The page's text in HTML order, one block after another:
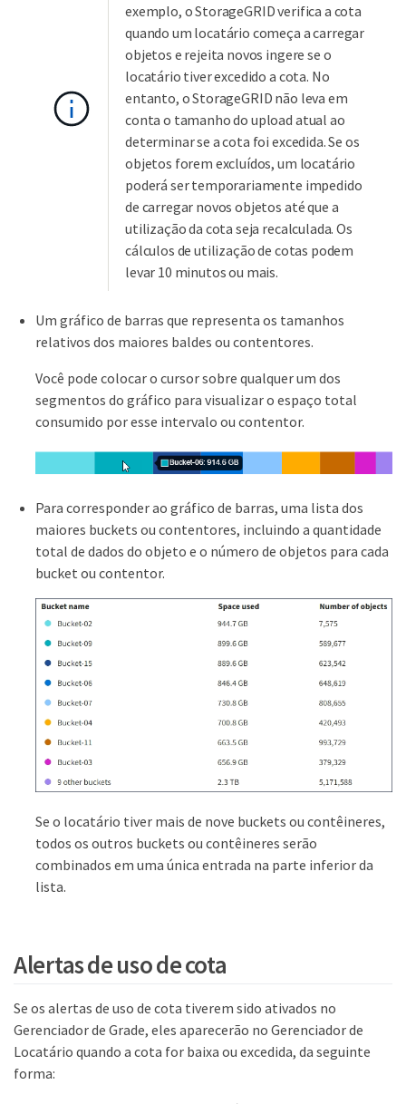
exemplo, o StorageGRID verifica a cota
quando um locatário começa a carregar
objetos e rejeita novos ingere se o
locatário tiver excedido a cota. No
entanto, o StorageGRID não leva em
conta o tamanho do upload atual ao
determinar se a cota foi excedida. Se os
objetos forem excluídos, um locatário
poderá ser temporariamente impedido
de carregar novos objetos até que a
utilização da cota seja recalculada. Os
cálculos de utilização de cotas podem
levar 10 minutos ou mais.
Um gráfico de barras que representa os tamanhos
relativos dos maiores baldes ou contentores.
Você pode colocar o cursor sobre qualquer um dos
segmentos do gráfico para visualizar o espaço total
consumido por esse intervalo ou contentor.
Para corresponder ao gráfico de barras, uma lista dos
maiores buckets ou contentores, incluindo a quantidade
total de dados do objeto e o número de objetos para cada
bucket ou contentor.
Se o locatário tiver mais de nove buckets ou contêineres,
todos os outros buckets ou contêineres serão
combinados em uma única entrada na parte inferior da
lista.
Alertas de uso de cota
Se os alertas de uso de cota tiverem sido ativados no
Gerenciador de Grade, eles aparecerão no Gerenciador de
Locatário quando a cota for baixa ou excedida, da seguinte
forma: